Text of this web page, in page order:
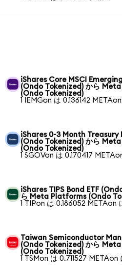
iShares Core MSCI
(Ondo Tokenized) から
(Ondo Tokenized)
1 IEMGon は 0.136142
iShares 0-3 Month Treasury
(Ondo Tokenized) から
(Ondo Tokenized)
1 SGOVon は 0.170417
iShares TIPS Bond ETF
ら Meta Platforms (Ondo
1 TIPon は 0.186052 METAon
Taiwan Semiconductor
(Ondo Tokenized) から
(Ondo Tokenized)
1 TSMon は 0.711527 METAon